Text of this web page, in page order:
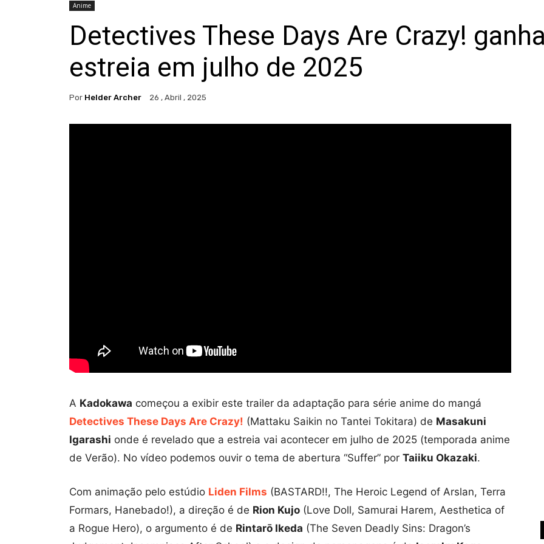
Anime
Detectives These Days Are Crazy!
estreia em julho de 2025
Por Helder Archer 26 , Abril , 2025
A Kadokawa começou a exibir este trailer da adaptação para série anime do mangá
Detectives These Days Are Crazy! (Mattaku Saikin no Tantei Tokitara) de Masakuni
Igarashi onde é revelado que a estreia vai acontecer em julho de 2025 (temporada anime
de Verão). No vídeo podemos ouvir o tema de abertura “Suffer” por Taiiku Okazaki.
Com animação pelo estúdio Liden Films (BASTARD!!, The Heroic Legend of Arslan, Terra
Formars, Hanebado!), a direção é de Rion Kujo (Love Doll, Samurai Harem, Aesthetica of
a Rogue Hero), o argumento é de Rintarō Ikeda (The Seven Deadly Sins: Dragon’s